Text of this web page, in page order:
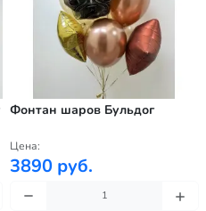
Фонтан шаров Бульдог
Цена:
3890 руб.